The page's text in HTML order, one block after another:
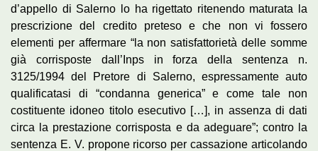
d’appello di Salerno lo ha rigettato ritenendo maturata la
prescrizione del credito preteso e che non vi fossero
elementi per affermare “la non satisfattorietà delle somme
già corrisposte dall’Inps in forza della sentenza n.
3125/1994 del Pretore di Salerno, espressamente auto
qualificatasi di “condanna generica” e come tale non
costituente idoneo titolo esecutivo […], in assenza di dati
circa la prestazione corrisposta e da adeguare”; contro la
sentenza E. V. propone ricorso per cassazione articolando